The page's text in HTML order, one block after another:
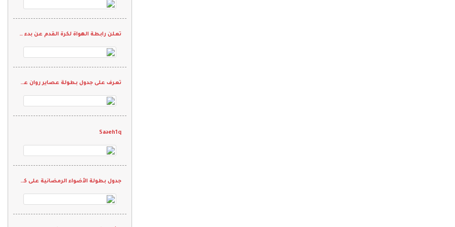
تعلن رابطة الهواة لكرة القدم عن بدء التسجيل في دورة الحكام
تعرف على جدول بطولة عصاير روان على "كاس شيخ الرياضيين"
Saəeh1q
جدول بطولة الأضواء الرمضانية على كأس الأسطورة "محمد نور"